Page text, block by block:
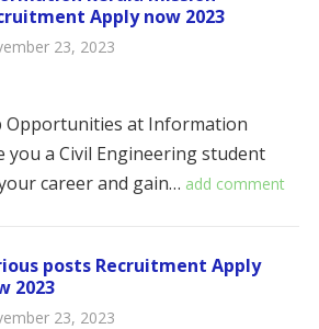
Apply now 2023
23, 2023
Opportunities at Information
you a Civil Engineering student
career and gain… add comment
posts Recruitment Apply
2023
23, 2023